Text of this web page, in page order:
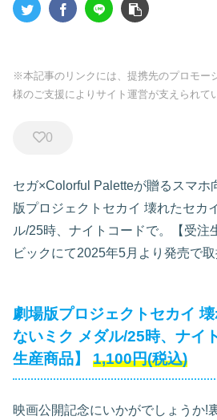
※本記事のリンクには、提携先のプロモー
様のご支援によりサイト運営が支えられて
0
セガ×Colorful Paletteが贈るスマホ
版プロジェクトセカイ 壊れたセカ
ル/25時、ナイトコードで。【受注
ビックにて2025年5月より発売で取
劇場版プロジェクトセカイ
ないミク メダル/25時、ナイ
生産商品】 1,100円(税込)
映画公開記念にいかがでしょうか!